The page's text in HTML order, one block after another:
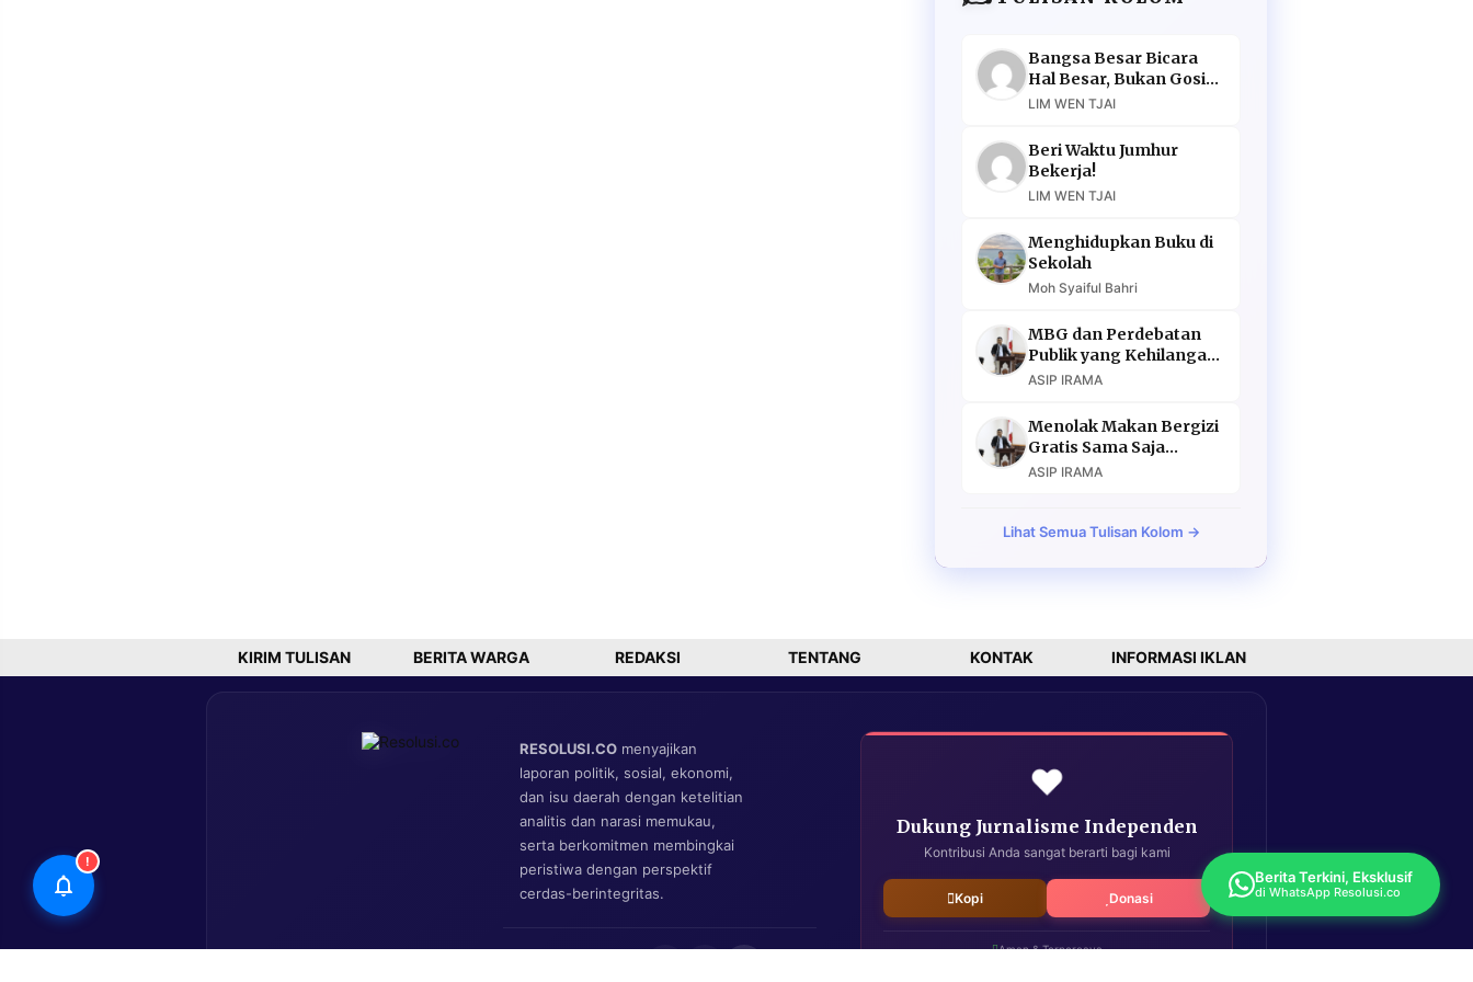
Bangsa Besar Bicara
Hal Besar, Bukan Gosip
Murahan
LIM WEN TJAI
Beri Waktu Jumhur
Bekerja!
LIM WEN TJAI
Menghidupkan Buku di
Sekolah
Moh Syaiful Bahri
MBG dan Perdebatan
Publik yang Kehilangan
Argumen
ASIP IRAMA
Menolak Makan Bergizi
Gratis Sama Saja
Menolak Masa Depan
ASIP IRAMA
Lihat Semua Tulisan Kolom →
KIRIM TULISAN BERITA WARGA REDAKSI TENTANG KONTAK INFORMASI IKLAN
RESOLUSI.CO menyajikan
laporan politik, sosial, ekonomi,
dan isu daerah dengan ketelitian
analitis dan narasi memukau,
serta berkomitmen membingkai
peristiwa dengan perspektif
cerdas-berintegritas.
❤️
Dukung Jurnalisme Independen
Kontribusi Anda sangat berarti bagi kami
Kopi Donasi
Aman & Terpercaya
!
Berita Terkini, Eksklusif
di WhatsApp Resolusi.co